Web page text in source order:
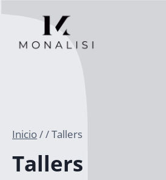
contenido
Inicio//Tallers
Tallers